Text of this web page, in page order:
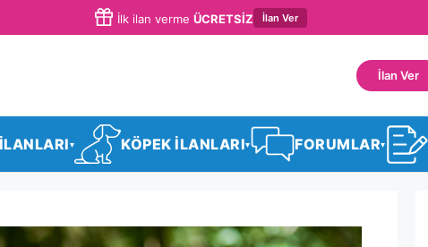
İlk ilan verme ÜCRETSİZ İlan Ver
İlan Ver
▾ KÖPEK İLANLARI▾ FORUMLAR▾